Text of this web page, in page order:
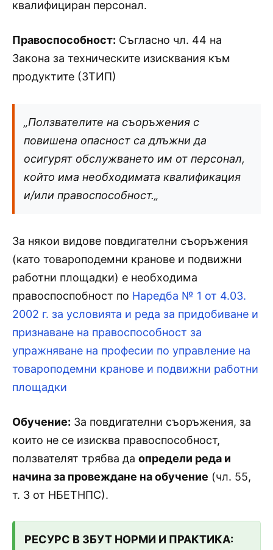
квалифициран персонал.
Правоспособност: Съгласно чл. 44 на
Закона за техническите изисквания към
продуктите (ЗТИП)
„Ползвателите на съоръжения с
повишена опасност са длъжни да
осигурят обслужването им от персонал,
който има необходимата квалификация
и/или правоспособност.„
За някои видове повдигателни съоръжения
(като товароподемни кранове и подвижни
работни площадки) е необходима
правоспоспобност по Наредба № 1 от 4.03.
2002 г. за условията и реда за придобиване и
признаване на правоспособност за
упражняване на професии по управление на
товароподемни кранове и подвижни работни
площадки
Обучение: За повдигателни съоръжения, за
които не се изисква правоспособност,
ползвателят трябва да определи реда и
начина за провеждане на обучение (чл. 55,
т. 3 от НБЕТНПС).
РЕСУРС В ЗБУТ НОРМИ И ПРАКТИКА: